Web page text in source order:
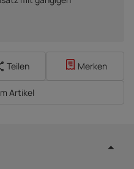
Teilen Merken
Artikel